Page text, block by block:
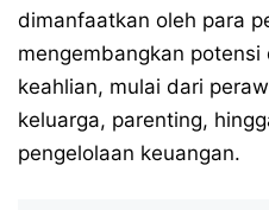
dimanfaatkan oleh para
mengembangkan
keahlian, mulai dari
keluarga, parenting,
pengelolaan keuangan.